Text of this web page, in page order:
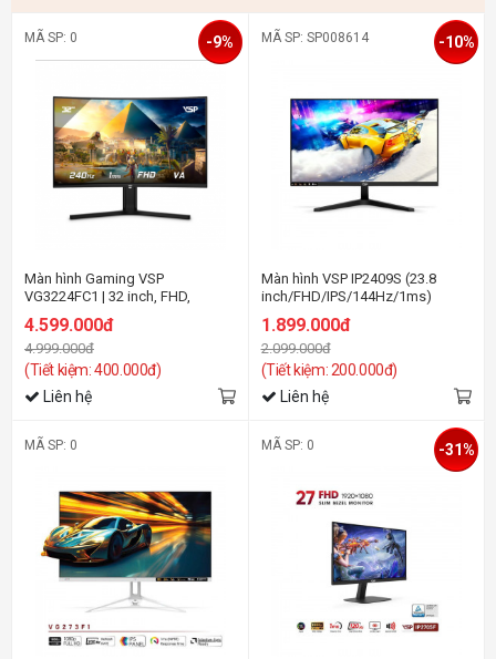
MÃ SP: 0
Màn hình Gaming VSP
VG3224FC1 | 32 inch, FHD,
4.599.000đ
4.999.000đ
(Tiết kiệm: 400.000đ)
-9%
Liên hệ
MÃ SP: SP008614
Màn hình VSP IP2409S (23.8
inch/FHD/IPS/144Hz/1ms)
1.899.000đ
2.099.000đ
(Tiết kiệm: 200.000đ)
-10%
Liên hệ
MÃ SP: 0 MÃ SP: 0 -31%